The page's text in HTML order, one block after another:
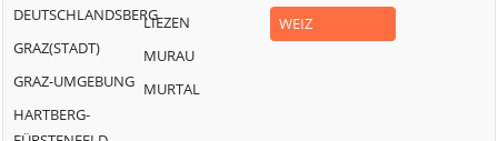
der Raab
Ratten
DEUTSCHLANDSBERG
GRAZ(STADT)
GRAZ-UMGEBUNG
HARTBERG-
LIEZEN
MURAU
MURTAL
WEIZ